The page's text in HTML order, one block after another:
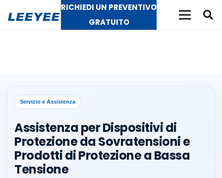
RICHIEDI UN PREVENTIVO
GRATUITO
Servizio e Assistenza
Assistenza per Dispositivi di
Protezione da Sovratensioni e
Prodotti di Protezione a Bassa
Tensione